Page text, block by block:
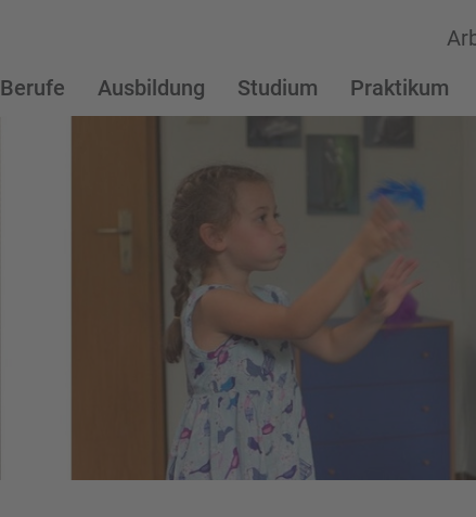
Berufe Ausbildung Studium Praktikum